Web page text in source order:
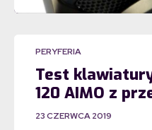
PERYFERIA
Test
120 AIMO z
23 CZERWCA 2019